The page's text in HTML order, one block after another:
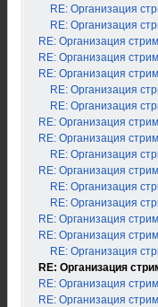
RE: Организация
RE: Организация
RE: Организация
RE: Организация
RE: Организация
RE: Организация
RE: Организация
RE: Организация
RE: Организация
RE: Организация
RE: Организация
RE: Организация
RE: Организация
RE: Организация
RE: Организация
RE: Организация
RE: Организация
RE: Организация
RE: Организация